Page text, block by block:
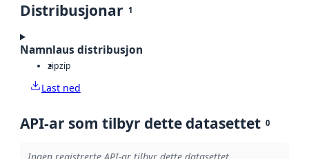
Distribusjonar 1
Namnlaus distribusjon
zipzip
Last ned
API-ar som tilbyr dette datasettet 0
Ingen registrerte API-ar tilbyr dette datasettet.